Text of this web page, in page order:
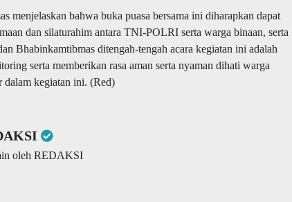
menjelaskan bahwa buka puasa bersama ini diharapkan dapat
dan silaturahim antara TNI-POLRI serta warga binaan, serta
Bhabinkamtibmas ditengah-tengah acara kegiatan ini adalah
serta memberikan rasa aman serta nyaman dihati warga
dalam kegiatan ini. (Red)
oleh REDAKSI